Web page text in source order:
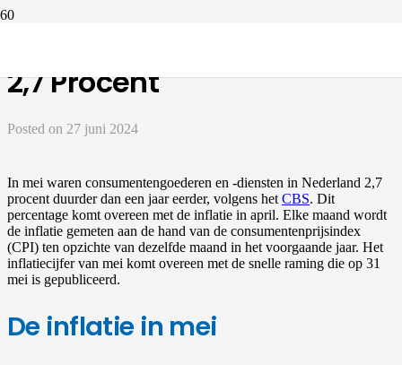
2,7 Procent
Posted on 27 juni 2024
In mei waren consumentengoederen en -diensten in Nederland 2,7
procent duurder dan een jaar eerder, volgens het CBS. Dit
percentage komt overeen met de inflatie in april. Elke maand wordt
de inflatie gemeten aan de hand van de consumentenprijsindex
(CPI) ten opzichte van dezelfde maand in het voorgaande jaar. Het
inflatiecijfer van mei komt overeen met de snelle raming die op 31
mei is gepubliceerd.
De inflatie in mei